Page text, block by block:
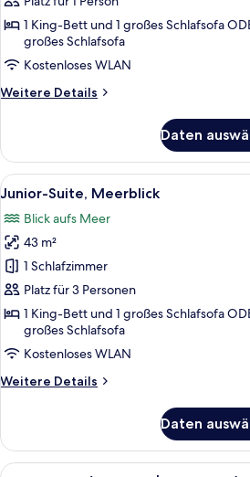
(Single
Use)
anzeigen
1 King-Bett und 1 großes Schlafsofa
großes Schlafsofa
Kostenloses WLAN
Weitere Details
Weitere
Suite,
Meerblick
(Single
Daten
Alle
Fotos
für
Junior-
Suite,
Meerblick
anzeigen
10
Junior-Suite, Meerblick
Blick aufs Meer
43 m²
1 Schlafzimmer
Platz für 3 Personen
1 King-Bett und 1 großes Schlafsofa
großes Schlafsofa
Kostenloses WLAN
Weitere Details
Weitere
Suite,
Meerblick
Daten
Alle